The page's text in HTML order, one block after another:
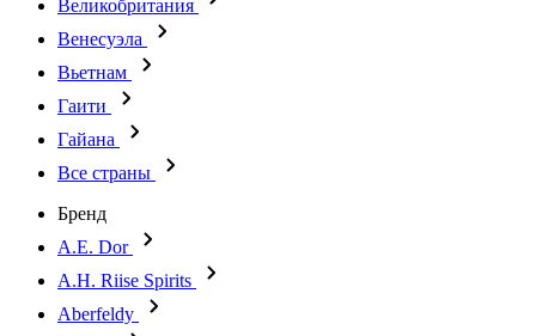
Великобритания
Венесуэла
Вьетнам
Гаити
Гайана
Все страны
Бренд
A.E. Dor
A.H. Riise Spirits
Aberfeldy